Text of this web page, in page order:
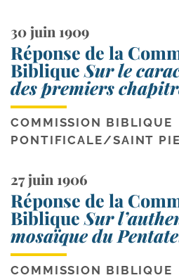
30 juin 1909
Réponse de la
BibliqueSur le
des premiers
COMMISSION BIBLIQUE
PONTIFICALE/SAINT
27 juin 1906
Réponse de la
BibliqueSur
mosaïque du
COMMISSION BIBLIQUE